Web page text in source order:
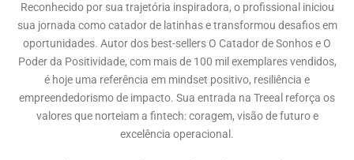
Reconhecido por sua trajetória inspiradora, o profissional iniciou
sua jornada como catador de latinhas e transformou desafios em
oportunidades. Autor dos best-sellers O Catador de Sonhos e O
Poder da Positividade, com mais de 100 mil exemplares vendidos,
é hoje uma referência em mindset positivo, resiliência e
empreendedorismo de impacto. Sua entrada na Treeal reforça os
valores que norteiam a fintech: coragem, visão de futuro e
excelência operacional.